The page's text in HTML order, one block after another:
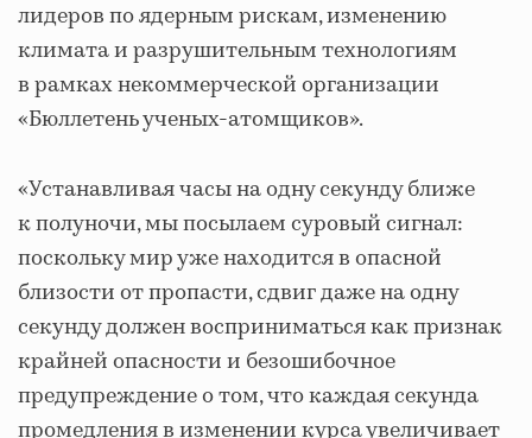
лидеров по ядерным рискам, изменению
климата и разрушительным технологиям
в рамках некоммерческой организации
«Бюллетень ученых-атомщиков».
«Устанавливая часы на одну секунду ближе
к полуночи, мы посылаем суровый сигнал:
поскольку мир уже находится в опасной
близости от пропасти, сдвиг даже на одну
секунду должен восприниматься как признак
крайней опасности и безошибочное
предупреждение о том, что каждая секунда
промедления в изменении курса увеличивает